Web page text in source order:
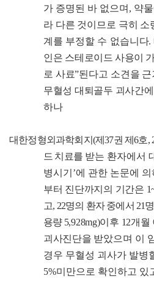
가 증명된 바 없으며 , 약
라 다른 것이므로 극히
계를 부정할 수 없습니다.
인은 스테로이드 사용이
로 사료”된다고 소견을 근
무혈성 대퇴골두 괴사간
하나
대한정형외과학회지 (제37권 제6호,
드 치료를 받는 환자에서
병시기 ’에 관한 논문에 의
부터 진단까지의 기간은
고, 22명의 환자 중에서 21
용량 5,928mg)이후 12개월
괴사진단을 받았으며 이
경우 무혈성 괴사가 발병
5%미만으로 확인하고 있